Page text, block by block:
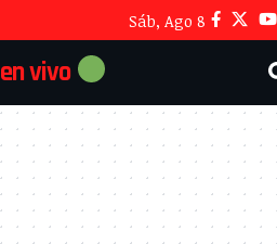
Sáb, Ago 8
en vivo